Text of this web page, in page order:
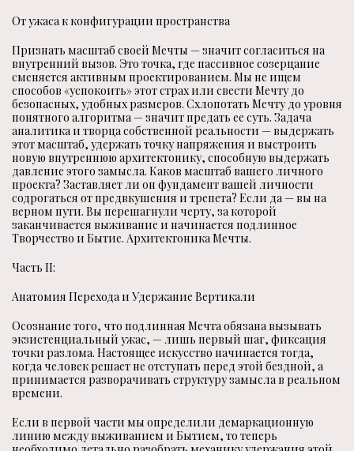
От ужаса к конфигурации пространства
Признать масштаб своей Мечты — значит согласиться на
внутренний вызов. Это точка, где пассивное созерцание
сменяется активным проектированием. Мы не ищем
способов «успокоить» этот страх или свести Мечту до
безопасных, удобных размеров. Схлопотать Мечту до уровня
понятного алгоритма — значит предать ее суть. Задача
аналитика и творца собственной реальности — выдержать
этот масштаб, удержать точку напряжения и выстроить
новую внутреннюю архитектонику, способную выдержать
давление этого замысла. Каков масштаб вашего личного
проекта? Заставляет ли он фундамент вашей личности
содрогаться от предвкушения и трепета? Если да — вы на
верном пути. Вы перешагнули черту, за которой
заканчивается выживание и начинается подлинное
Творчество и Бытие. Архитектоника Мечты.
Часть II:
Анатомия Перехода и Удержание Вертикали
Осознание того, что подлинная Мечта обязана вызывать
экзистенциальный ужас, — лишь первый шаг, фиксация
точки разлома. Настоящее искусство начинается тогда,
когда человек решает не отступать перед этой бездной, а
принимается разворачивать структуру замысла в реальном
времени.
Если в первой части мы определили демаркационную
линию между выживанием и Бытием, то теперь